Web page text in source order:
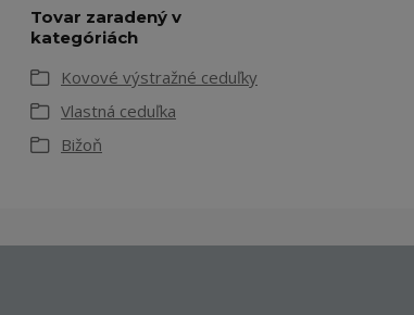
Tovar zaradený v
kategóriách
Kovové výstražné ceduľky
Vlastná ceduľka
Bižoň